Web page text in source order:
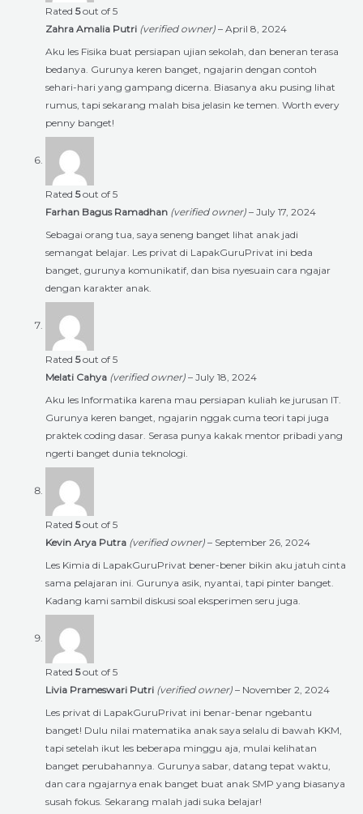
Rated 5out of 5
Zahra Amalia Putri (verified owner) – April 8, 2024
Aku les Fisika buat persiapan ujian sekolah, dan beneran terasa
bedanya. Gurunya keren banget, ngajarin dengan contoh
sehari-hari yang gampang dicerna. Biasanya aku pusing lihat
rumus, tapi sekarang malah bisa jelasin ke temen. Worth every
penny banget!
Rated 5out of 5
Farhan Bagus Ramadhan (verified owner) – July 17, 2024
Sebagai orang tua, saya seneng banget lihat anak jadi
semangat belajar. Les privat di LapakGuruPrivat ini beda
banget, gurunya komunikatif, dan bisa nyesuain cara ngajar
dengan karakter anak.
Rated 5out of 5
Melati Cahya (verified owner) – July 18, 2024
Aku les Informatika karena mau persiapan kuliah ke jurusan IT.
Gurunya keren banget, ngajarin nggak cuma teori tapi juga
praktek coding dasar. Serasa punya kakak mentor pribadi yang
ngerti banget dunia teknologi.
Rated 5out of 5
Kevin Arya Putra (verified owner) – September 26, 2024
Les Kimia di LapakGuruPrivat bener-bener bikin aku jatuh cinta
sama pelajaran ini. Gurunya asik, nyantai, tapi pinter banget.
Kadang kami sambil diskusi soal eksperimen seru juga.
Rated 5out of 5
Livia Prameswari Putri (verified owner) – November 2, 2024
Les privat di LapakGuruPrivat ini benar-benar ngebantu
banget! Dulu nilai matematika anak saya selalu di bawah KKM,
tapi setelah ikut les beberapa minggu aja, mulai kelihatan
banget perubahannya. Gurunya sabar, datang tepat waktu,
dan cara ngajarnya enak banget buat anak SMP yang biasanya
susah fokus. Sekarang malah jadi suka belajar!